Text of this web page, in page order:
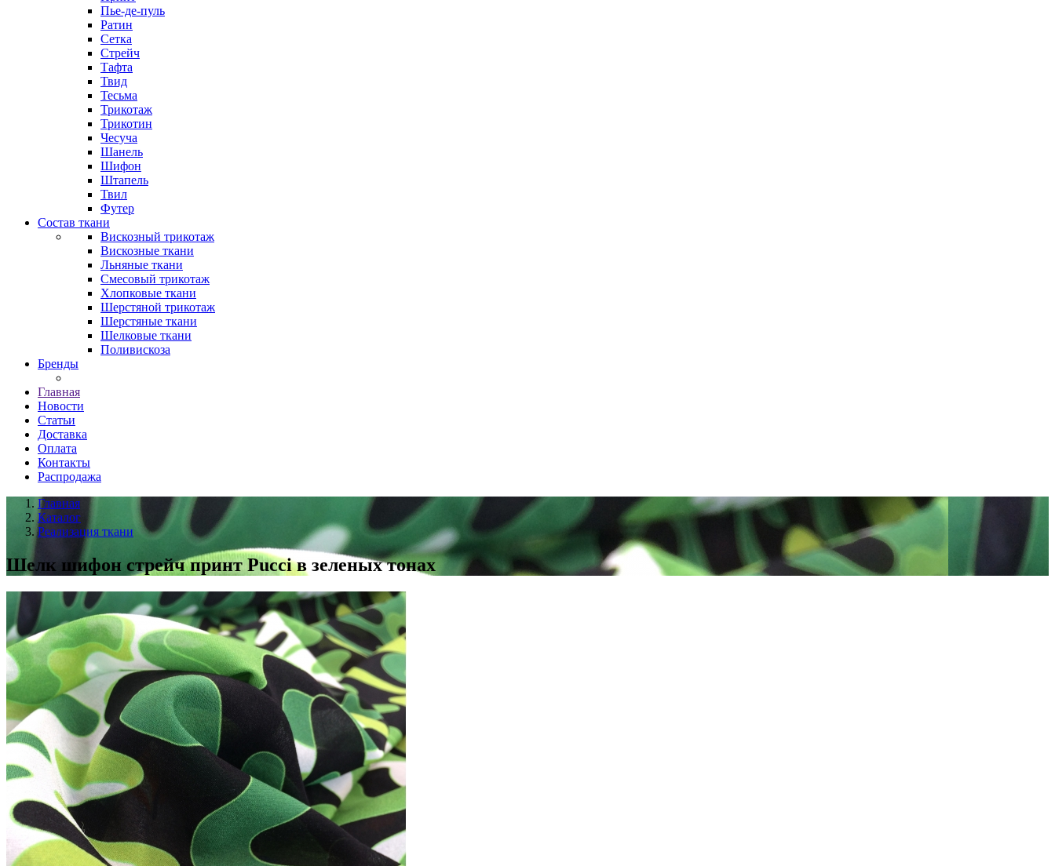
Пье-де-пуль
Ратин
Сетка
Стрейч
Тафта
Твид
Тесьма
Трикотаж
Трикотин
Чесуча
Шанель
Шифон
Штапель
Твил
Футер
Состав ткани
Вискозный трикотаж
Вискозные ткани
Льняные ткани
Смесовый трикотаж
Хлопковые ткани
Шерстяной трикотаж
Шерстяные ткани
Шелковые ткани
Поливискоза
Бренды
Главная
Новости
Статьи
Доставка
Оплата
Контакты
Распродажа
Главная
Каталог
Реализация ткани
Шелк шифон стрейч принт Pucci в зеленых тонах